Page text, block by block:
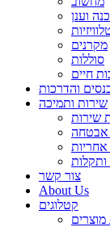
מקרנים
סוללות
חיים
והדרכות
שירות ותמיכה
שירות
ותקלות
צור קשר
About Us
קטלוגים